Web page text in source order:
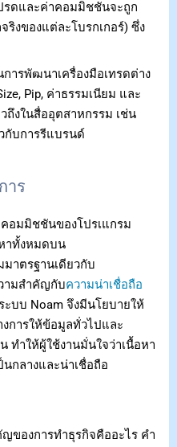
รดและค่าคอมมิชชันจะถูก
ริงของแต่ละโบรกเกอร์) ซึ่ง
ารพัฒนาเครื่องมือเทรดต่าง
Pip, ค่าธรรมเนียม และ
ถึงในสื่ออุตสาหกรรม เช่น
กับการรีแบรนด์
าร
อมมิชชันของโปรเแกรม
าทั้งหมดบน
มาตรฐานเดียวกับ
ามสำคัญกับความน่าเชื่อถือ
ะบบ Noam จึงมีนโยบายให้
การให้ข้อมูลทั่วไปและ
ทำให้ผู้ใช้งานมั่นใจว่าเนื้อหา
กลางและน่าเชื่อถือ
ของการทำธุรกิจคืออะไร คำ